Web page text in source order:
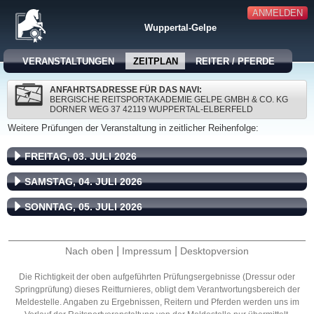
ANMELDEN
Wuppertal-Gelpe
VERANSTALTUNGEN ZEITPLAN REITER / PFERDE
ANFAHRTSADRESSE FÜR DAS NAVI:
BERGISCHE REITSPORTAKADEMIE GELPE GMBH & CO. KG
DORNER WEG 37 42119 WUPPERTAL-ELBERFELD
Weitere Prüfungen der Veranstaltung in zeitlicher Reihenfolge:
FREITAG, 03. JULI 2026
SAMSTAG, 04. JULI 2026
SONNTAG, 05. JULI 2026
Nach oben Impressum Desktopversion
Die Richtigkeit der oben aufgeführten Prüfungsergebnisse (Dressur oder
Springprüfung) dieses Reitturnieres, obligt dem Verantwortungsbereich der
Meldestelle. Angaben zu Ergebnissen, Reitern und Pferden werden uns im